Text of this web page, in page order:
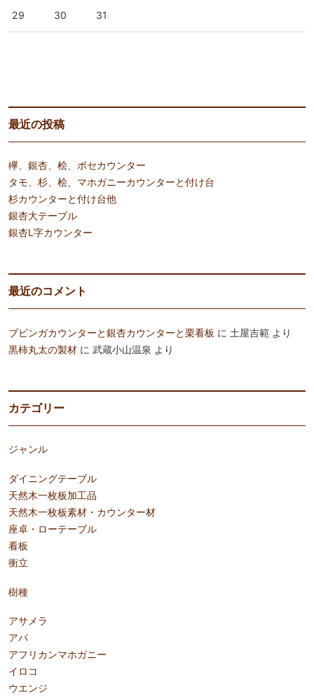
29 30 31
最近の投稿
欅、銀杏、桧、ボセカウンター
タモ、杉、桧、マホガニーカウンターと付け台
杉カウンターと付け台他
銀杏大テーブル
銀杏L字カウンター
最近のコメント
ブビンガカウンターと銀杏カウンターと栗看板 に 土屋吉範 より
黒柿丸太の製材 に 武蔵小山温泉 より
カテゴリー
ジャンル
ダイニングテーブル
天然木一枚板加工品
天然木一枚板素材・カウンター材
座卓・ローテーブル
看板
衝立
樹種
アサメラ
アパ
アフリカンマホガニー
イロコ
ウエンジ